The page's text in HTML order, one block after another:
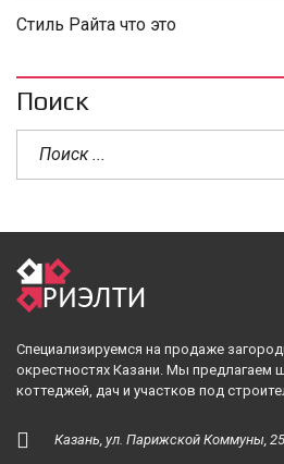
Стиль Райта что это
Поиск
Специализируемся на продаже
окрестностях Казани. Мы предлагаем
коттеджей, дач и участков под
Казань, ул. Парижской Коммуны,